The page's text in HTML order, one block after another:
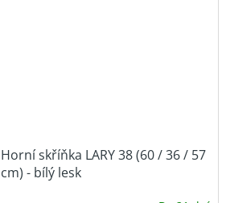
Horní skříňka LARY 38 (60 / 36 / 57
cm) - bílý lesk